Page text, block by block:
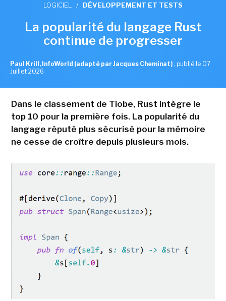
LOGICIEL / DÉVELOPPEMENT ET TESTS
La popularité du langage Rust
continue de progresser
Paul Krill, InfoWorld (adapté par Jacques Cheminat) , publié le 07
Juillet 2026
Dans le classement de Tiobe, Rust intègre le
top 10 pour la première fois. La popularité du
langage réputé plus sécurisé pour la mémoire
ne cesse de croître depuis plusieurs mois.